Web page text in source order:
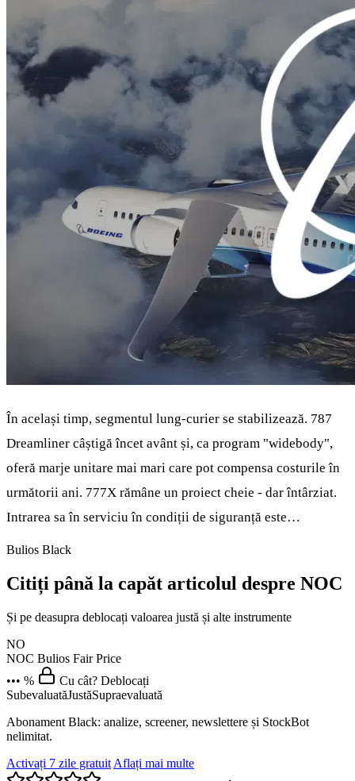
În același timp, segmentul lung-curier se stabilizează. 787
Dreamliner câștigă încet avânt și, ca program "widebody",
oferă marje unitare mai mari care pot compensa costurile în
următorii ani. 777X rămâne un proiect cheie - dar întârziat.
Intrarea sa în serviciu în condiții de siguranță este…
Bulios Black
Citiți până la capăt articolul despre NOC
Și pe deasupra deblocați valoarea justă și alte instrumente
NO
NOC Bulios Fair Price
••• %
Cu cât? Deblocați
SubevaluatăJustăSupraevaluată
Abonament Black: analize, screener, newslettere și StockBot
nelimitat.
Activați 7 zile gratuit Aflați mai multe